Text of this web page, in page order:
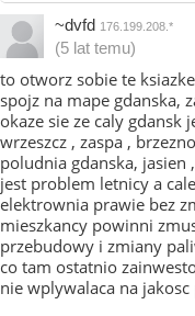
~dvfd 176.199.208.*
(5 lat temu)
to otworz sobie te
spojz na mape gdanska,
okaze sie ze caly gdansk
wrzeszcz , zaspa ,
poludnia gdanska, jasien
jest problem letnicy a
elektrownia prawie bez
mieszkancy powinni
przebudowy i zmiany
co tam ostatnio
nie wplywalaca na